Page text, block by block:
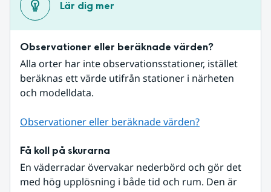
Lär dig mer
Observationer eller beräknade värden?
Alla orter har inte observationsstationer, istället
beräknas ett värde utifrån stationer i närheten
och modelldata.
Observationer eller beräknade värden?
Få koll på skurarna
En väderradar övervakar nederbörd och gör det
med hög upplösning i både tid och rum. Den är